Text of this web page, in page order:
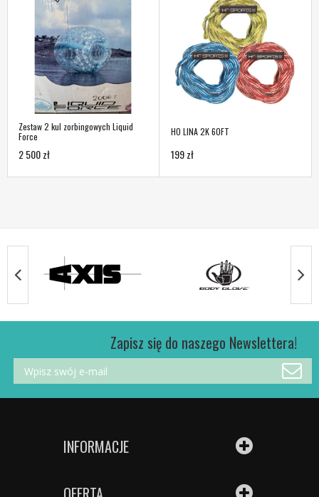
Zestaw 2 kul zorbingowych Liquid
Force
2 500 zł
HO LINA 2K 60FT
199 zł
Zapisz się do naszego Newslettera!
INFORMACJE